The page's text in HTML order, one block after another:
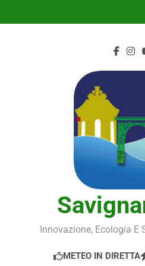
Innovazione, Ecologia E
METEO IN DIRETTA